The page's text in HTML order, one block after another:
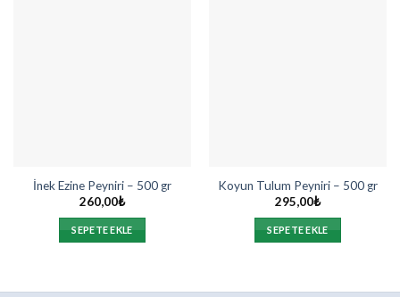
İnek Ezine Peyniri – 500 gr
260,00₺
SEPETE EKLE
Koyun Tulum Peyniri – 500 gr
295,00₺
SEPETE EKLE